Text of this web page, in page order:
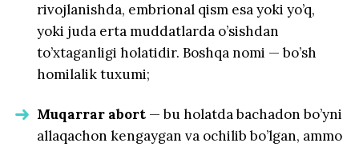
rivojlanishda, embrional qism esa yoki yo’q,
yoki juda erta muddatlarda o’sishdan
to’xtaganligi holatidir. Boshqa nomi — bo’sh
homilalik tuxumi;
Muqarrar abort — bu holatda bachadon bo’yni
allaqachon kengaygan va ochilib bo’lgan, ammo